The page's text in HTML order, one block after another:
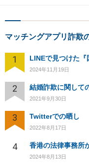
マッチングアプリ詐欺
1
2024年11月19日
2 結婚詐欺に関して
2021年9月30日
3 Twitterでの晒し
2022年8月17日
4 香港の法律事務所
2024年8月13日